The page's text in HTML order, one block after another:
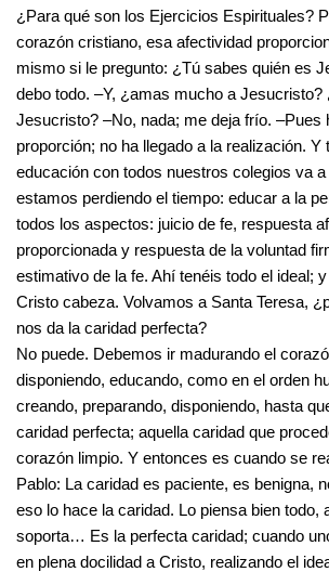
¿Para qué son los Ejercicios Espirituales?
corazón cristiano, esa afectividad
mismo si le pregunto: ¿Tú sabes quién es
debo todo. –Y, ¿amas mucho a Jesucristo?
Jesucristo? –No, nada; me deja frío. –Pues
proporción; no ha llegado a la realización. Y
educación con todos nuestros colegios va a
estamos perdiendo el tiempo: educar a la
todos los aspectos: juicio de fe, respuesta
proporcionada y respuesta de la voluntad
estimativo de la fe. Ahí tenéis todo el ideal;
Cristo cabeza. Volvamos a Santa Teresa,
nos da la caridad perfecta?
No puede. Debemos ir madurando el
disponiendo, educando, como en el orden
creando, preparando, disponiendo, hasta
caridad perfecta; aquella caridad que
corazón limpio. Y entonces es cuando se
Pablo: La caridad es paciente, es benigna,
eso lo hace la caridad. Lo piensa bien todo,
soporta… Es la perfecta caridad; cuando
en plena docilidad a Cristo, realizando el